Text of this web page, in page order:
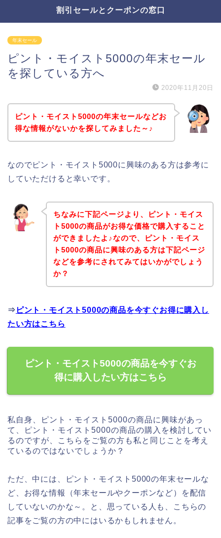
割引セールとクーポンの窓口
年末セール
ピント・モイスト5000の年末セール
を探している方へ
2020年11月20日
ピント・モイスト5000の年末セールなどお
得な情報がないかを探してみました～♪
なのでピント・モイスト5000に興味のある方は参考に
していただけると幸いです。
ちなみに下記ページより、ピント・モイス
ト5000の商品がお得な価格で購入すること
ができましたよ♪なので、ピント・モイス
ト5000の商品に興味のある方は下記ページ
などを参考にされてみてはいかがでしょう
か？
⇒ ピント・モイスト5000の商品を今すぐお得に購入し
たい方はこちら
ピント・モイスト5000の商品を今すぐお
得に購入したい方はこちら
私自身、ピント・モイスト5000の商品に興味があっ
て、ピント・モイスト5000の商品の購入を検討してい
るのですが、こちらをご覧の方も私と同じことを考え
ているのではないでしょうか？
ただ、中には、ピント・モイスト5000の年末セールな
ど、お得な情報（年末セールやクーポンなど）を配信
していないのかな～。と、思っている人も、こちらの
記事をご覧の方の中にはいるかもしれません。